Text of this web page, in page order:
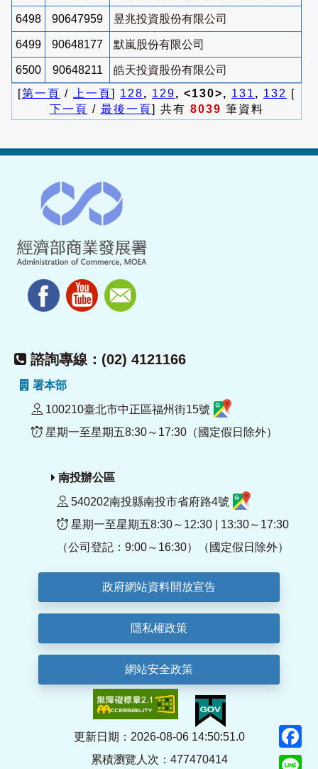
6498 90647959 昱兆投資股份有限公司
6499 90648177 默嵐股份有限公司
6500 90648211
皓天投資股份有限公司
[第一頁 / 上一頁] 128, 129, <130>, 131 , 132
[
下一頁 / 最後一頁] 共有 8039 筆資料
諮詢專線：(02) 4121166
署本部
100210臺北市中正區福州街15號
星期一至星期五8:30～17:30（國定假日除外）
南投辦公區
540202南投縣南投市省府路4號
星期一至星期五8:30～12:30 | 13:30～17:30
（公司登記：9:00～16:30）（國定假日除外）
政府網站資料開放宣告
隱私權政策
網站安全政策
更新日期：2026-08-06 14:50:51.0
累積瀏覽人次：477470414